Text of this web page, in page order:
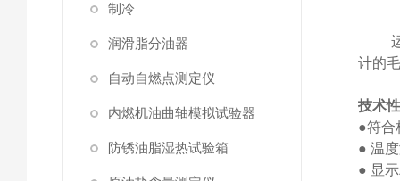
制冷
润滑脂分油器
自动自燃点测定仪
内燃机油曲轴模拟试验器
防锈油脂湿热试验箱
计的
技术
●符合
● 温
● 显